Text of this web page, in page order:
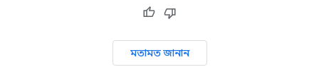
মতামত জানান